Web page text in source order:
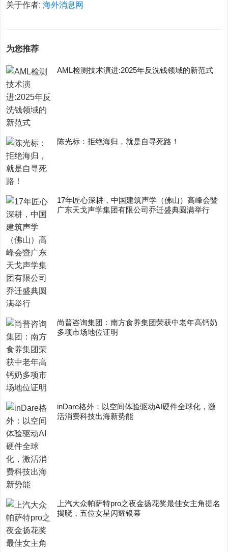
关于作者:海外消息网
为您推荐
AML检测技术演进:2025年反洗钱领域的新范式
陈光标：拒绝海归，就是自寻死路！
17年匠心深耕，中国建筑声学（佛山）高峰会暨
广东天戈声学集团有限公司乔迁盛典圆满举行
尚普咨询集团：南方食养集团荣获中老年高钙奶
多项市场地位证明
inDare格外：以空间体验驱动AI硬件全球化，激
活消费科技出海新势能
上汽大众帕萨特pro之夜金扬花奖最佳女主角提名
揭晓，五位女星闪耀银幕